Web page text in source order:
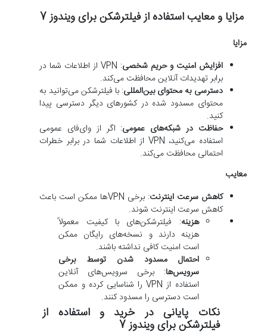
مزایا و معایب استفاده از فیلترشکن برای ویندوز 7
مزایا
افزایش امنیت و حریم شخصی
: VPN از اطلاعات شما در
برابر تهدیدات آنلاین محافظت می‌کند.
دسترسی به محتوای بین‌المللی: با فیلترشکن می‌توانید به
محتوای مسدود شده در کشورهای دیگر دسترسی پیدا
کنید.
حفاظت در شبکه‌های عمومی: اگر از وای‌فای عمومی
استفاده می‌کنید، VPN از اطلاعات شما در برابر خطرات
احتمالی محافظت می‌کند.
معایب
کاهش سرعت اینترنت
: برخی VPN‌ها ممکن است باعث
کاهش سرعت اینترنت شوند.
هزینه: فیلترشکن‌های با کیفیت معمولاً
هزینه دارند و نسخه‌های رایگان ممکن
است امنیت کافی نداشته باشند.
احتمال مسدود شدن توسط برخی
سرویس‌ها: برخی سرویس‌های آنلاین
استفاده از VPN را شناسایی کرده و ممکن
است دسترسی را مسدود کنند.
نکات پایانی در خرید و استفاده از
فیلترشکن برای ویندوز 7